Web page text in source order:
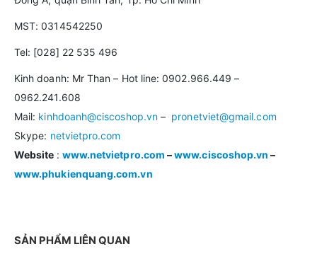
MST: 0314542250
Tel: [028] 22 535 496
Kinh doanh: Mr Than – Hot line: 0902.966.449 –
0962.241.608
Mail: kinhdoanh@ciscoshop.vn– pronetviet@gmail.com
Skype: netvietpro.com
Website : www.netvietpro.com –www.ciscoshop.vn –
www.phukienquang.com.vn
SẢN PHẨM LIÊN QUAN